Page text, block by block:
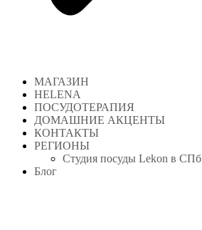
МАГАЗИН
HELENA
ПОСУДОТЕРАПИЯ
ДОМАШНИЕ АКЦЕНТЫ
КОНТАКТЫ
РЕГИОНЫ
Студия посуды Lekon в СПб
Блог